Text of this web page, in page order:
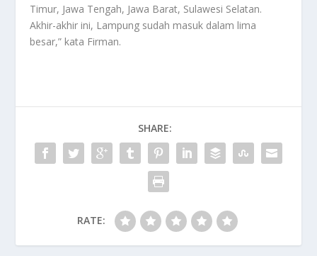
Timur, Jawa Tengah, Jawa Barat, Sulawesi Selatan.
Akhir-akhir ini, Lampung sudah masuk dalam lima
besar,” kata Firman.
SHARE:
RATE: